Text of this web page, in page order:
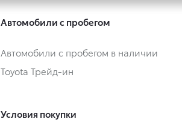
Автомобили с пробегом
Автомобили с пробегом в наличии
Toyota Трейд-ин
Условия покупки